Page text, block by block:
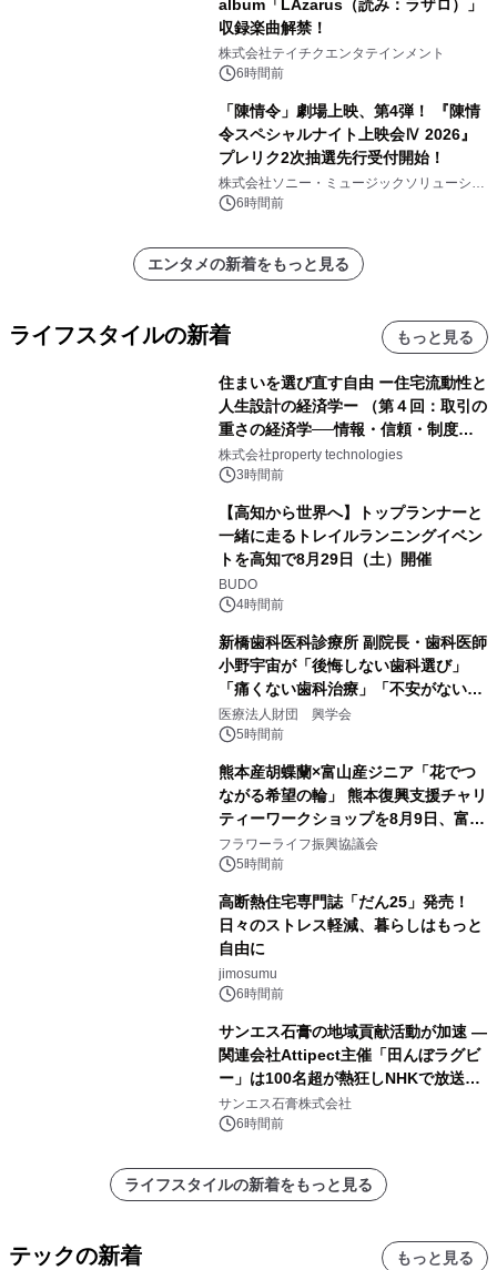
album「LAzarus（読み：ラザロ）」
収録楽曲解禁！
株式会社テイチクエンタテインメント
6時間前
「陳情令」劇場上映、第4弾！ 『陳情
令スペシャルナイト上映会Ⅳ 2026』
プレリク2次抽選先行受付開始！
株式会社ソニー・ミュージックソリューショ
ンズ6時間前
エンタメの新着をもっと見る
ライフスタイルの新着 もっと見る
住まいを選び直す自由 ー住宅流動性と
人生設計の経済学ー （第４回：取引の
重さの経済学──情報・信頼・制度を
PropTechはどう組み替えるか）｜
PropTech-Lab
株式会社property technologies
3時間前
【高知から世界へ】トップランナーと
一緒に走るトレイルランニングイベン
トを高知で8月29日（土）開催
BUDO
4時間前
新橋歯科医科診療所 副院長・歯科医師
小野宇宙が「後悔しない歯科選び」
「痛くない歯科治療」「不安がない治
療計画」をテーマに専門監修
医療法人財団 興学会
5時間前
熊本産胡蝶蘭×富山産ジニア「花でつ
ながる希望の輪」 熊本復興支援チャリ
ティーワークショップを8月9日、富
山・射水で開催
フラワーライフ振興協議会
5時間前
高断熱住宅専門誌「だん25」発売！
日々のストレス軽減、暮らしはもっと
自由に
jimosumu
6時間前
サンエス石膏の地域貢献活動が加速 ―
関連会社Attipect主催「田んぼラグビ
ー」は100名超が熱狂しNHKで放送さ
れました。
サンエス石膏株式会社
6時間前
ライフスタイルの新着をもっと見る
テックの新着 もっと見る